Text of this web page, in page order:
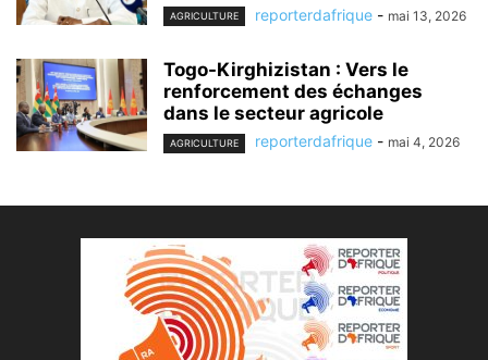
AGRICULTURE reporterdafrique - mai 13, 2026
Togo-Kirghizistan : Vers le
renforcement des échanges
dans le secteur agricole
AGRICULTURE reporterdafrique - mai 4, 2026